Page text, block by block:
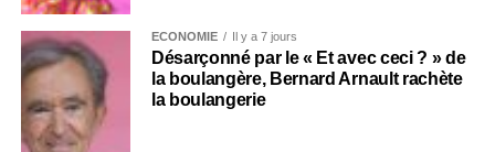
ECONOMIE Il y a 7 jours
Désarçonné par le « Et avec ceci ? » de
la boulangère, Bernard Arnault rachète
la boulangerie